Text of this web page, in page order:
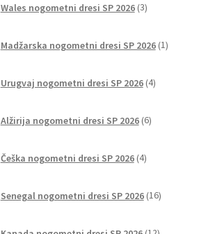
Wales nogometni dresi SP 2026 3izdelki
Madžarska nogometni dresi SP 2026 1izdelek
Urugvaj nogometni dresi SP 2026 4izdelki
Alžirija nogometni dresi SP 2026 6izdelkov
Češka nogometni dresi SP 2026 4izdelki
Senegal nogometni dresi SP 2026 16izdelkov